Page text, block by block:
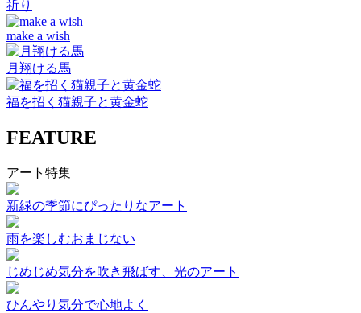
祈り
make a wish
月翔ける馬
福を招く猫親子と黄金蛇
FEATURE
アート特集
新緑の季節にぴったりなアート
雨を楽しむおまじない
じめじめ気分を吹き飛ばす、光のアート
ひんやり気分で心地よく